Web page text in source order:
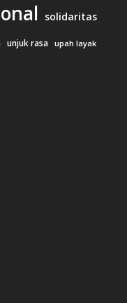
solidaritas
unjuk rasa upah layak